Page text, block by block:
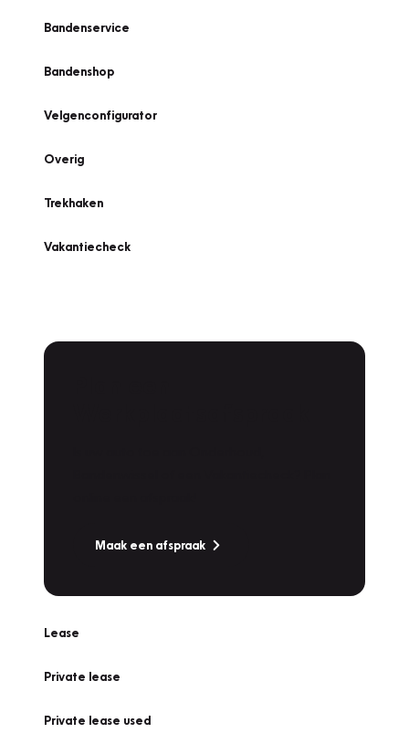
Bandenservice
Bandenshop
Velgenconfigurator
Overig
Trekhaken
Vakantiecheck
Maak een afspraak
Lease
Private lease
Private lease used